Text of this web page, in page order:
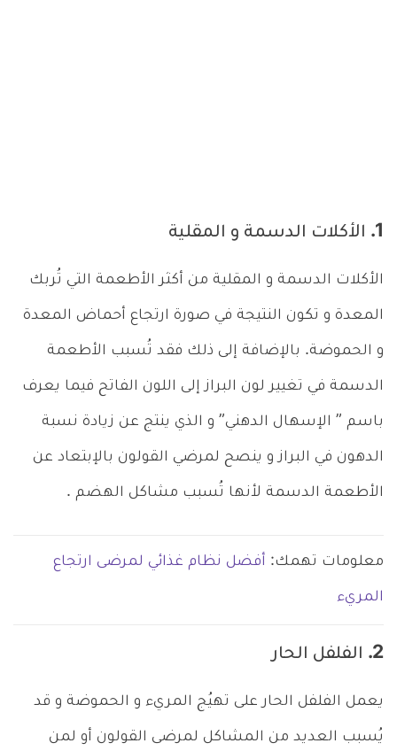
1. الأكلات الدسمة و المقلية
الأكلات الدسمة و المقلية من أكثر الأطعمة التي تُربك
المعدة و تكون النتيجة في صورة ارتجاع أحماض المعدة
و الحموضة. بالإضافة إلى ذلك فقد تُسبب الأطعمة
الدسمة في تغيير لون البراز إلى اللون الفاتح فيما يعرف
باسم ” الإسهال الدهني” و الذي ينتج عن زيادة نسبة
الدهون في البراز و ينصح لمرضي القولون بالإبتعاد عن
الأطعمة الدسمة لأنها تُسبب مشاكل الهضم .
معلومات تهمك: أفضل نظام غذائي لمرضى ارتجاع
المريء
2. الفلفل الحار
يعمل الفلفل الحار على تهيُج المريء و الحموضة و قد
يُسبب العديد من المشاكل لمرضى القولون أو لمن